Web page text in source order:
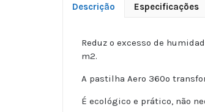
Descrição Especificações
Reduz o excesso de
m2.
A pastilha Aero 360º
É ecológico e prático, não